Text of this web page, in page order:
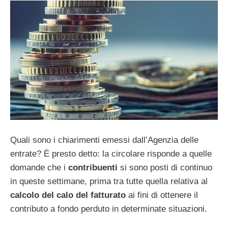
Quali sono i chiarimenti emessi dall’Agenzia delle
entrate? È presto detto: la circolare risponde a quelle
domande che i contribuenti si sono posti di continuo
in queste settimane, prima tra tutte quella relativa al
calcolo del calo del fatturato ai fini di ottenere il
contributo a fondo perduto in determinate situazioni.